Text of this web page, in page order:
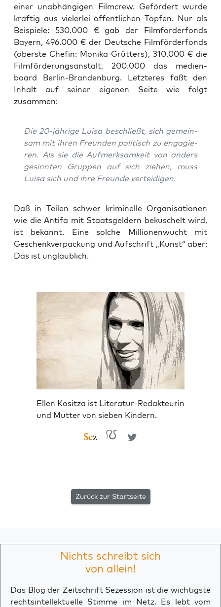
einer unab­hän­gi­gen Film­crew. Geför­dert wur­de
kräf­tig aus vie­ler­lei öffent­li­chen Töp­fen. Nur als
Bei­spie­le: 530.000 € gab der Film­för­der­fonds
Bay­ern, 496.000 € der Deut­sche Film­för­der­fonds
(obers­te Che­fin: Moni­ka Grüt­ters), 310.000 € die
Film­för­de­rungs­an­stalt, 200.000 das medi­en­
board Ber­lin-Bran­den­burg. Letz­te­res faßt den
Inhalt auf sei­ner eige­nen Sei­te wie folgt
zusammen:
Die 20-jäh­ri­ge Lui­sa beschließt, sich gemein­
sam mit ihren Freun­den poli­tisch zu enga­gie­
ren. Als sie die Auf­merk­sam­keit von anders
gesinn­ten Grup­pen auf sich zie­hen, muss
Lui­sa sich und ihre Freun­de verteidigen.
Daß in Tei­len schwer kri­mi­nel­le Orga­ni­sa­tio­nen
wie die Anti­fa mit Staats­gel­dern beku­schelt wird,
ist bekannt. Eine sol­che Mil­lio­nen­wucht mit
Geschenk­ver­pa­ckung und Auf­schrift „Kunst“ aber:
Das ist unglaublich.
Ellen Kositza ist Literatur-Redakteurin
und Mutter von sieben Kindern.
Zurück zur Startseite
Nichts schreibt sich
von allein!
Das Blog der Zeitschrift Sezession ist die wichtigste
rechtsintellektuelle Stimme im Netz. Es lebt vom